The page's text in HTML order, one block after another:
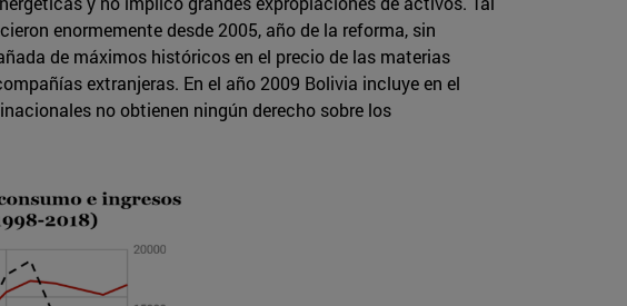
enormemente desde 2005, año de la reforma, sin
de máximos históricos en el precio de las materias
extranjeras. En el año 2009 Bolivia incluye en el
no obtienen ningún derecho sobre los